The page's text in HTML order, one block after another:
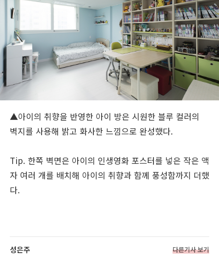
▲아이의 취향을 반영한 아이 방은 시원한 블루 컬러의
벽지를 사용해 밝고 화사한 느낌으로 완성했다.
Tip. 한쪽 벽면은 아이의 인생영화 포스터를 넣은 작은 액
자 여러 개를 배치해 아이의 취향과 함께 풍성함까지 더했
다.
성은주 다른기사 보기